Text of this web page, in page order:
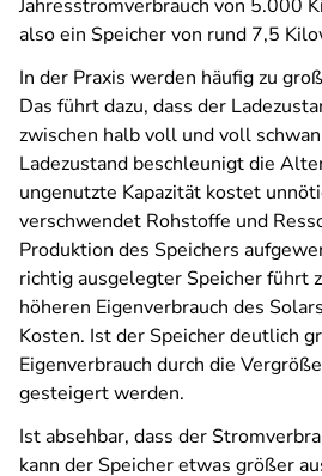
Jahresstromverbrauch von 5.000
also ein Speicher von rund 7,5
In der Praxis werden häufig zu
Das führt dazu, dass der
zwischen halb voll und voll
Ladezustand beschleunigt die
ungenutzte Kapazität kostet
verschwendet Rohstoffe und
Produktion des Speichers
richtig ausgelegter Speicher führt
höheren Eigenverbrauch des
Kosten. Ist der Speicher deutlich
Eigenverbrauch durch die
gesteigert werden.
Ist absehbar, dass der
kann der Speicheretwas größer